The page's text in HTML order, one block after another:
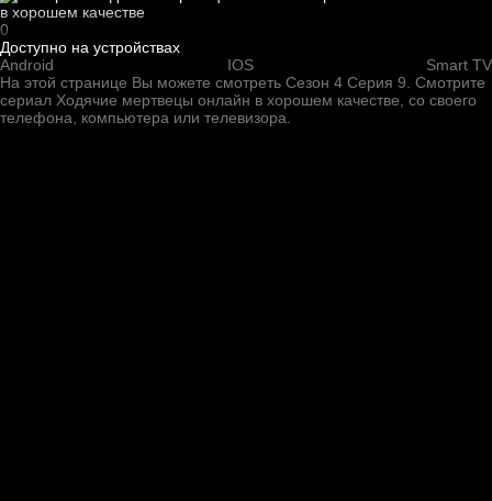
0
Доступно на устройствах
Android
IOS
Smart TV
На этой странице Вы можете смотреть Сезон 4 Серия 9 . Смотрите
сериал Ходячие мертвецы онлайн в хорошем качестве, со своего
телефона, компьютера или телевизора.